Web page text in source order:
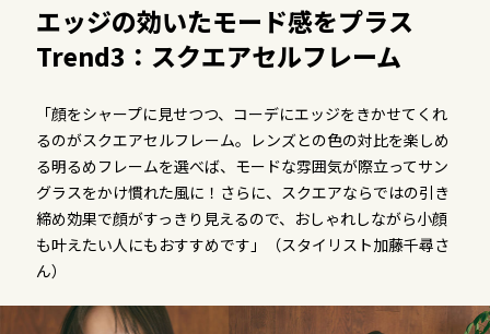
エッジの効いたモード感をプラス
Trend3：スクエアセルフレーム
「顔をシャープに見せつつ、コーデにエッジをきかせてくれ
るのがスクエアセルフレーム。レンズとの色の対比を楽しめ
る明るめフレームを選べば、モードな雰囲気が際立ってサン
グラスをかけ慣れた風に！さらに、スクエアならではの引き
締め効果で顔がすっきり見えるので、おしゃれしながら小顔
も叶えたい人にもおすすめです」（スタイリスト加藤千尋さ
ん）